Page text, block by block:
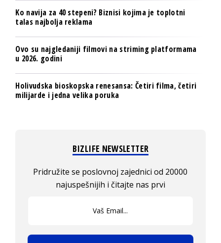
Ko navija za 40 stepeni? Biznisi kojima je toplotni
talas najbolja reklama
Ovo su najgledaniji filmovi na striming platformama
u 2026. godini
Holivudska bioskopska renesansa: Četiri filma, četiri
milijarde i jedna velika poruka
BIZLIFE NEWSLETTER
Pridružite se poslovnoj zajednici od 20000
najuspešnijih i čitajte nas prvi